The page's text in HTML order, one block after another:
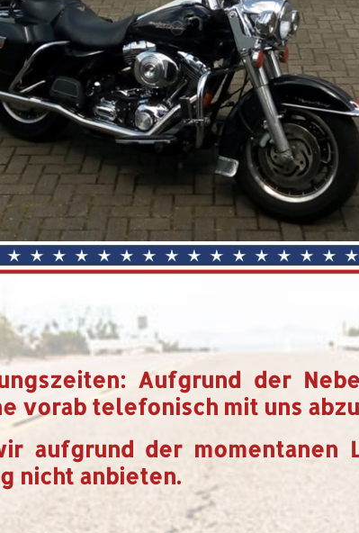
Aufgrund der
vorab telefonisch mit uns
aufgrund der momentanen
nicht anbieten.